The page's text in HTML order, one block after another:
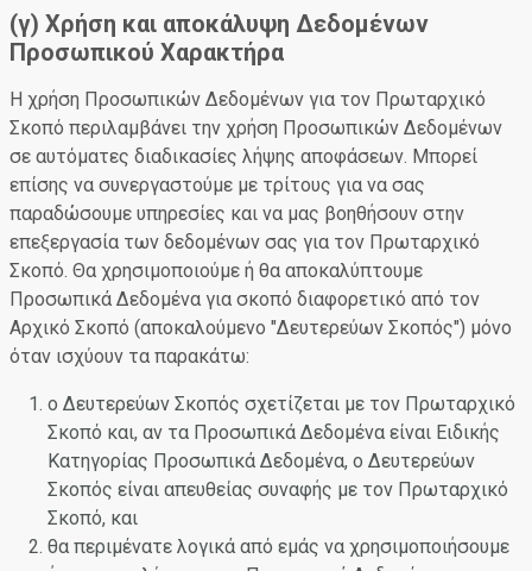
(γ) Χρήση και αποκάλυψη Δεδομένων
Προσωπικού Χαρακτήρα
Η χρήση Προσωπικών Δεδομένων για τον Πρωταρχικό
Σκοπό περιλαμβάνει την χρήση Προσωπικών Δεδομένων
σε αυτόματες διαδικασίες λήψης αποφάσεων. Μπορεί
επίσης να συνεργαστούμε με τρίτους για να σας
παραδώσουμε υπηρεσίες και να μας βοηθήσουν στην
επεξεργασία των δεδομένων σας για τον Πρωταρχικό
Σκοπό. Θα χρησιμοποιούμε ή θα αποκαλύπτουμε
Προσωπικά Δεδομένα για σκοπό διαφορετικό από τον
Αρχικό Σκοπό (αποκαλούμενο "Δευτερεύων Σκοπός") μόνο
όταν ισχύουν τα παρακάτω:
ο Δευτερεύων Σκοπός σχετίζεται με τον Πρωταρχικό
Σκοπό και, αν τα Προσωπικά Δεδομένα είναι Ειδικής
Κατηγορίας Προσωπικά Δεδομένα, ο Δευτερεύων
Σκοπός είναι απευθείας συναφής με τον Πρωταρχικό
Σκοπό, και
θα περιμένατε λογικά από εμάς να χρησιμοποιήσουμε